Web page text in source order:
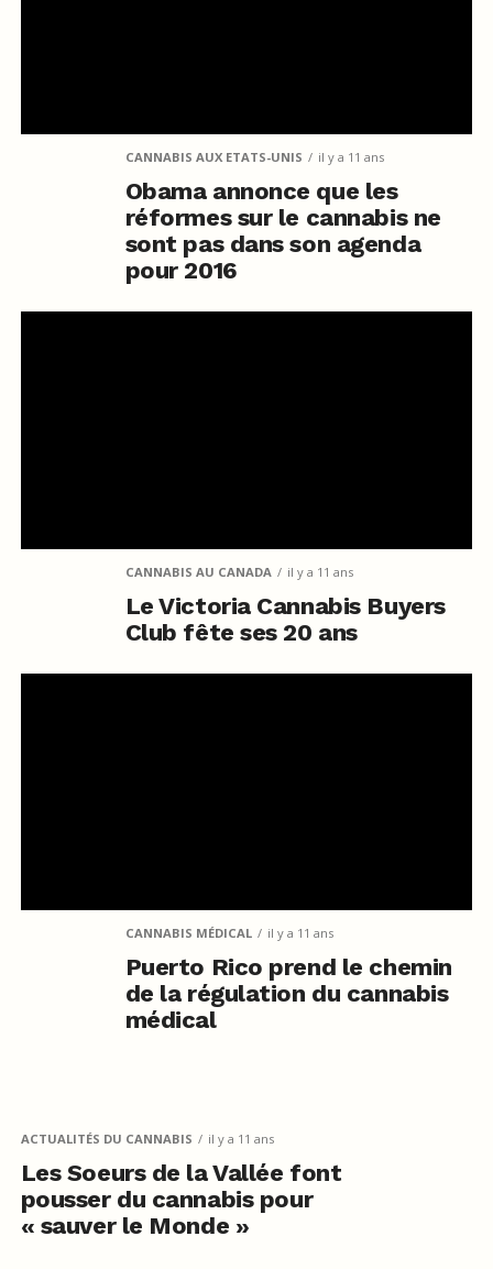
CANNABIS AUX ETATS-UNIS il y a 11 ans
Obama annonce que les
réformes sur le cannabis ne
sont pas dans son agenda
pour 2016
CANNABIS AU CANADA il y a 11 ans
Le Victoria Cannabis Buyers
Club fête ses 20 ans
CANNABIS MÉDICAL il y a 11 ans
Puerto Rico prend le chemin
de la régulation du cannabis
médical
ACTUALITÉS DU CANNABIS il y a 11 ans
Les Soeurs de la Vallée font
pousser du cannabis pour
« sauver le Monde »